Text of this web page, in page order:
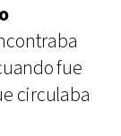
fue
circulaba